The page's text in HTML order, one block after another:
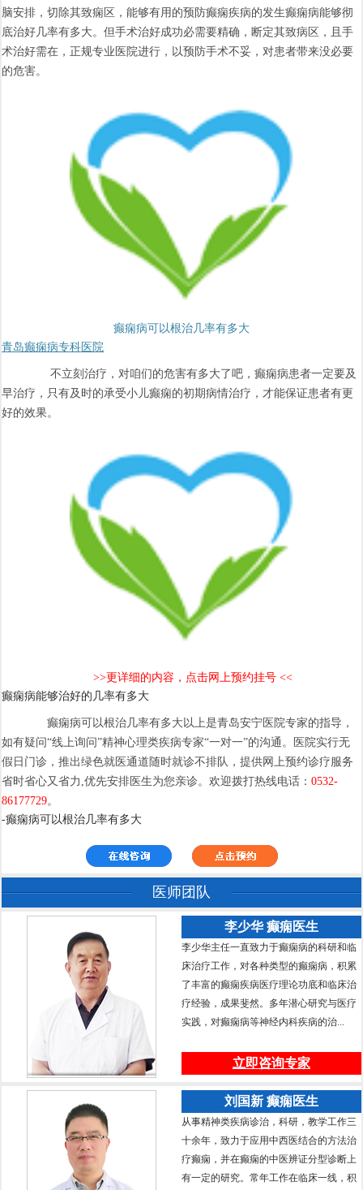
脑安排，切除其致痫区，能够有用的预防癫痫疾病的发生癫痫病能够彻
底治好几率有多大。但手术治好成功必需要精确，断定其致病区，且手
术治好需在，正规专业医院进行，以预防手术不妥，对患者带来没必要
的危害。
癫痫病可以根治几率有多大
青岛癫痫病专科医院
不立刻治疗，对咱们的危害有多大了吧，癫痫病患者一定要及
早治疗，只有及时的承受小儿癫痫的初期病情治疗，才能保证患者有更
好的效果。
>>更详细的内容，点击网上预约挂号 <<
癫痫病能够治好的几率有多大
癫痫病可以根治几率有多大以上是青岛安宁医院专家的指导，
如有疑问“线上询问”精神心理类疾病专家“一对一”的沟通。医院实行无
假日门诊，推出绿色就医通道随时就诊不排队，提供网上预约诊疗服务
省时省心又省力,优先安排医生为您亲诊。欢迎拨打热线电话：0532-
86177729。
-癫痫病可以根治几率有多大
医师团队
李少华 癫痫医生
李少华主任一直致力于癫痫病的科研和临
床治疗工作，对各种类型的癫痫病，积累
了丰富的癫痫疾病医疗理论功底和临床治
疗经验，成果斐然。多年潜心研究与医疗
实践，对癫痫病等神经内科疾病的治...
立即咨询专家
刘国新 癫痫医生
从事精神类疾病诊治，科研，教学工作三
十余年，致力于应用中西医结合的方法治
疗癫痫，并在癫痫的中医辨证分型诊断上
有一定的研究。常年工作在临床一线，积